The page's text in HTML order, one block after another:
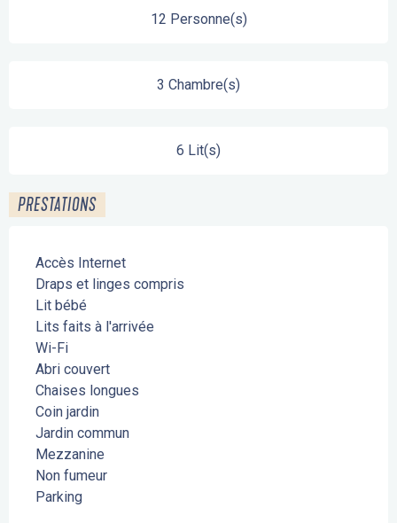
12 Personne(s)
3 Chambre(s)
6 Lit(s)
PRESTATIONS
Accès Internet
Draps et linges compris
Lit bébé
Lits faits à l'arrivée
Wi-Fi
Abri couvert
Chaises longues
Coin jardin
Jardin commun
Mezzanine
Non fumeur
Parking